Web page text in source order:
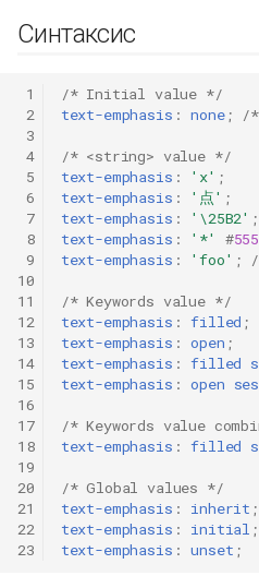
Синтаксис
1
2
3
4
5
6
7
8
9
10
11
12
13
14
15
16
17
18
19
20
21
22
23
/* Initial value */
text-emphasis : none; /
/* <string> value */
text-emphasis : 'x' ;
text-emphasis : '点' ;
text-emphasis : '\25B2' ;
text-emphasis : '*' #555
text-emphasis : 'foo' ;
/* Keywords value */
text-emphasis : filled ;
text-emphasis : open ;
text-emphasis : filled
text-emphasis : open
/* Keywords value
text-emphasis : filled
/* Global values */
text-emphasis : inherit ;
text-emphasis : initial ;
text-emphasis : unset ;